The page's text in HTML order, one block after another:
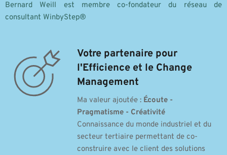
Bernard Weill est membre co-fondateur du réseau de
consultant WinbyStep®
Votre partenaire pour
l'Efficience et le Change
Management
Ma valeur ajoutée : Écoute -
Pragmatisme - Créativité
Connaissance du monde industriel et du
secteur tertiaire permettant de co-
construire avec le client des solutions